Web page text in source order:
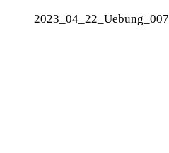
2023_04_22_Uebung_007